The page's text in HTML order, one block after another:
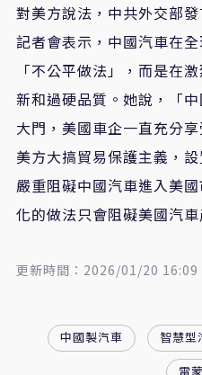
對美方說法，中共外交部
記者會表示，中國汽車在
「不公平做法」，而是在
新和過硬品質。她說，「
大門，美國車企一直充分
美方大搞貿易保護主義，
嚴重阻礙中國汽車進入美
化的做法只會阻礙美國汽車
更新時間：2026/01/20 16:09
中國製汽車 智慧型
雷